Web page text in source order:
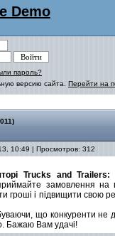
Demo
пароль?
версию сайта. Перейти на
10:49 | Просмотров: 312
Trucks and Trailers:
замовлення на
гроші і підвищити свою
що конкуренти не
Бажаю Вам удачі!